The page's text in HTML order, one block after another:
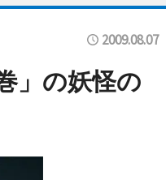
2009.08.07
」の妖怪の